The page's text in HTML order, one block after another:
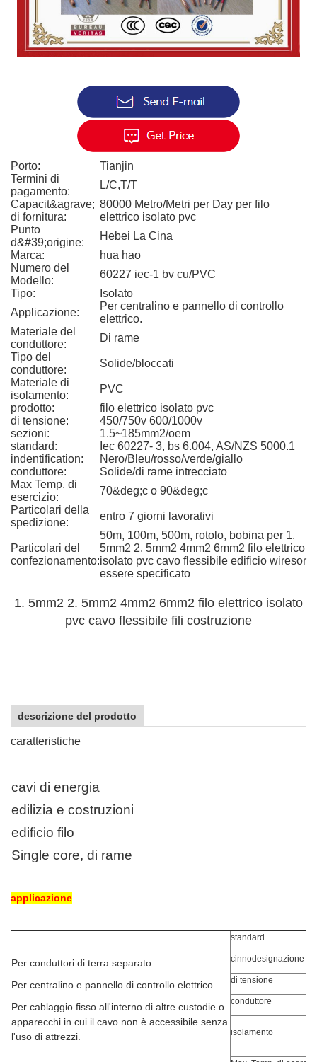
Porto:
Tianjin
Termini di
pagamento:
L/C,T/T
Capacit&agrave;
di fornitura:
80000 Metro/Metri per Day per filo
elettrico isolato pvc
Punto
d&#39;origine:
Hebei La Cina
Marca:
hua hao
Numero del
Modello:
60227 iec-1 bv cu/PVC
Tipo:
Isolato
Applicazione:
Per centralino e pannello di controllo
elettrico.
Materiale del
conduttore:
Di rame
Tipo del
conduttore:
Solide/bloccati
Materiale di
isolamento:
PVC
prodotto:
filo elettrico isolato pvc
di tensione:
450/750v 600/1000v
sezioni:
1.5~185mm2/oem
standard:
Iec 60227- 3, bs 6.004, AS/NZS 5000.1
indentification:
Nero/Bleu/rosso/verde/giallo
conduttore:
Solide/di rame intrecciato
Max Temp. di
esercizio:
70&deg;c o 90&deg;c
Particolari della
spedizione:
entro 7 giorni lavorativi
Particolari del
confezionamento:
50m, 100m, 500m, rotolo, bobina per 1.
5mm2 2. 5mm2 4mm2 6mm2 filo elettrico
isolato pvc cavo flessibile edificio wiresor
essere specificato
1. 5mm2 2. 5mm2 4mm2 6mm2 filo elettrico isolato
pvc cavo flessibile fili costruzione
descrizione del prodotto
caratteristiche
cavi di energia
edilizia e costruzioni
edificio filo
Single core, di rame
applicazione
Per conduttori di terra separato.
Per centralino e pannello di controllo elettrico.
Per cablaggio fisso all'interno di altre custodie o
apparecchi in cui il cavo non è accessibile senza
l'uso di attrezzi.
standard
cinnodesignazione
di tensione
conduttore
isolamento